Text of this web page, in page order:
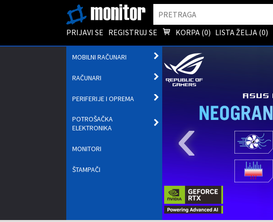
PRIJAVI SE REGISTRUJ SE KORPA (0) LISTA ŽELJA (0)
MOBILNI RAČUNARI
PODMENI
RAČUNARI
OTVORI
PODMENI
PERIFERIJE I OPREMA
POTROŠAČKA
ELEKTRONIKA
MONITORI
ŠTAMPAČI ‹